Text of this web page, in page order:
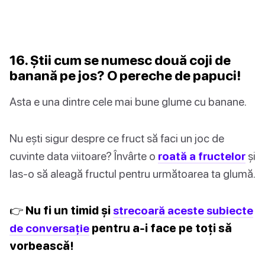
16. Știi cum se numesc două coji de
banană pe jos? O pereche de papuci!
Asta e una dintre cele mai bune glume cu banane.
Nu ești sigur despre ce fruct să faci un joc de
cuvinte data viitoare? Învârte o roată a fructelor și
las-o să aleagă fructul pentru următoarea ta glumă.
👉 Nu fi un timid și strecoară aceste subiecte
de conversație pentru a-i face pe toți să
vorbească!